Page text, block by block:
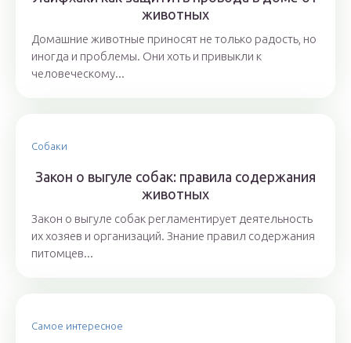
животных
Домашние животные приносят не только радость, но
иногда и проблемы. Они хоть и привыкли к
человеческому...
Собаки
Закон о выгуле собак: правила содержания
животных
Закон о выгуле собак регламентирует деятельность
их хозяев и организаций. Знание правил содержания
питомцев...
Самое интересное